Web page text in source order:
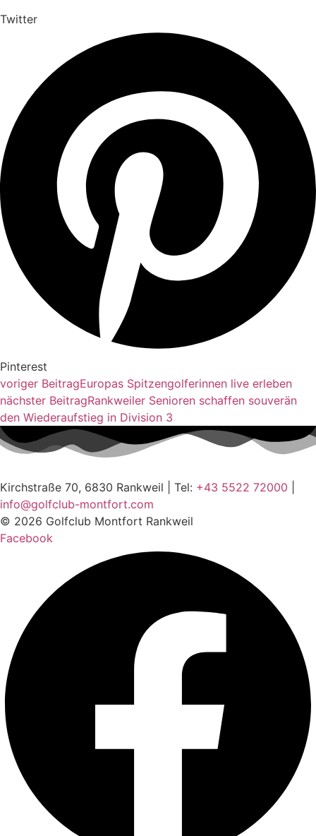
Twitter
Pinterest
voriger BeitragEuropas Spitzengolferinnen live erleben
nächster BeitragRankweiler Senioren schaffen souverän
den Wiederaufstieg in Division 3
Kirchstraße 70, 6830 Rankweil | Tel: +43 5522 72000
info@golfclub-montfort.com
© 2026 Golfclub Montfort Rankweil
Facebook